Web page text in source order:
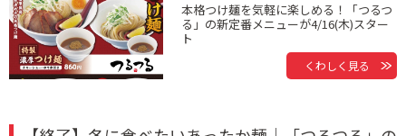
本格つけ麺を気軽に楽しめる！「つるつ
る」の新定番メニューが4/16(木)スター
ト
くわしく見る